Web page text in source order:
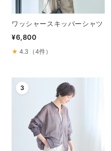
ワッシャースキッパーシャツ
¥6,800
★ 4.3（4件）
3